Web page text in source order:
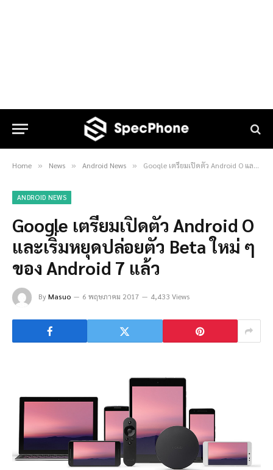
Home » News » Android News » Google เตรียมเปิดตัว Android O และเริ่มหยุดปล่อยตัว Beta ใหม่ ๆ ของ Android 7 แล้ว
ANDROID NEWS
Google เตรียมเปิดตัว Android O
และเริ่มหยุดปล่อยตัว Beta ใหม่ ๆ
ของ Android 7 แล้ว
ByMasuo 6 พฤษภาคม 2017 4,433 Views